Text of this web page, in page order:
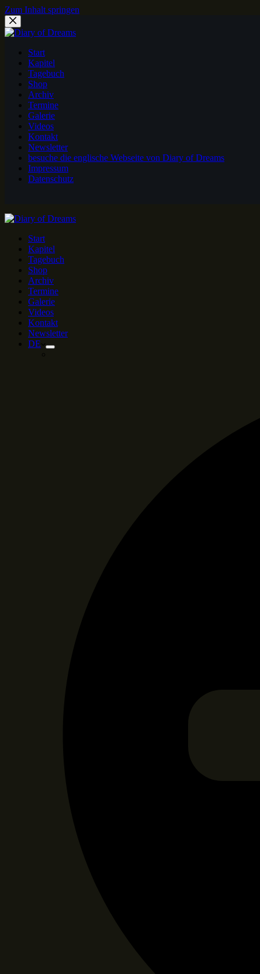
Zum Inhalt springen
Start
Kapitel
Tagebuch
Shop
Archiv
Termine
Galerie
Videos
Kontakt
Newsletter
besuche die englische Webseite von Diary of Dreams
Impressum
Datenschutz
Start
Kapitel
Tagebuch
Shop
Archiv
Termine
Galerie
Videos
Kontakt
Newsletter
DE